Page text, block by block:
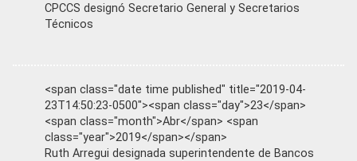
CPCCS designó Secretario General y Secretarios
Técnicos
<span class="date time published" title="2019-04-
23T14:50:23-0500"><span class="day">23</span>
<span class="month">Abr</span> <span
class="year">2019</span></span>
Ruth Arregui designada superintendente de Bancos